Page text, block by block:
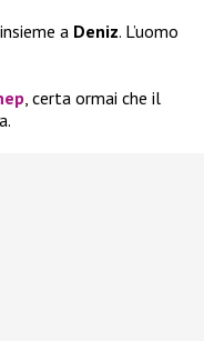
a Deniz. L’uomo
, certa ormai che il